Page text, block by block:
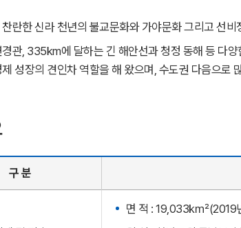
란한 신라 천년의 불교문화와 가야문화 그리고 선
관, 335km에 달하는 긴 해안선과 청정 동해 등 다
성장의 견인차 역할을 해 왔으며, 수도권 다음으
구 분
면 적 : 19,033㎢(2019